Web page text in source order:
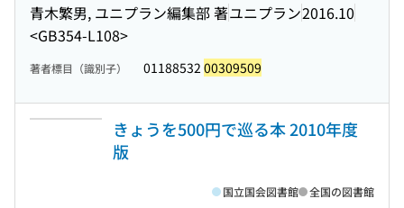
青木繁男, ユニプラン編集部 著ユニプラン2016.10
<GB354-L108>
著者標目（識別子） 01188532 00309509
きょうを500円で巡る本 2010年度
版
国立国会図書館 全国の図書館